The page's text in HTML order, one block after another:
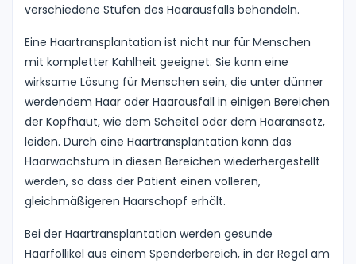
verschiedene Stufen des Haarausfalls behandeln.
Eine Haartransplantation ist nicht nur für Menschen
mit kompletter Kahlheit geeignet. Sie kann eine
wirksame Lösung für Menschen sein, die unter dünner
werdendem Haar oder Haarausfall in einigen Bereichen
der Kopfhaut, wie dem Scheitel oder dem Haaransatz,
leiden. Durch eine Haartransplantation kann das
Haarwachstum in diesen Bereichen wiederhergestellt
werden, so dass der Patient einen volleren,
gleichmäßigeren Haarschopf erhält.
Bei der Haartransplantation werden gesunde
Haarfollikel aus einem Spenderbereich, in der Regel am